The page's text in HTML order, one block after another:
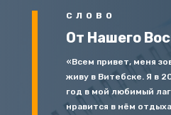
СЛОВО
От Нашего
«Всем привет, меня
живу в Витебске. Я в
год в мой любимый
нравится в нём